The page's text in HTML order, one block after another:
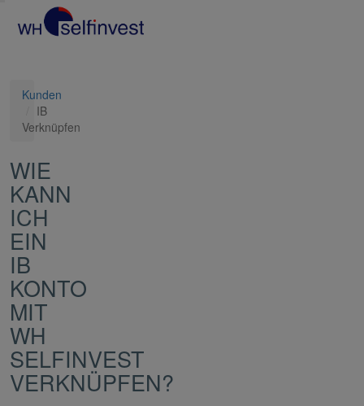
Kunden
IB
Verknüpfen
WIE
KANN
ICH
EIN
IB
KONTO
MIT
WH
SELFINVEST
VERKNÜPFEN?